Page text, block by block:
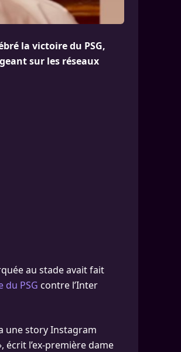
la victoire du PSG,
sur les réseaux
au stade avait fait
du PSG contre l’Inter
une story Instagram
écrit l’ex-première dame